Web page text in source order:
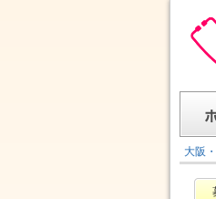
ホーム
大阪